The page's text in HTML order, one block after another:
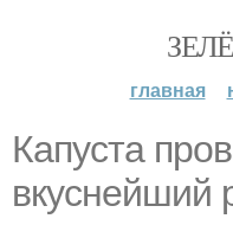
главная
Капуста
вкуснейший